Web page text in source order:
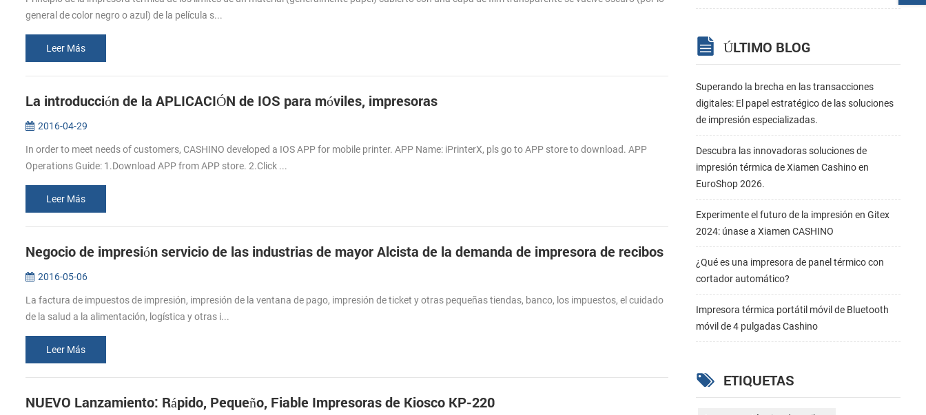
general de color negro o azul) de la película s...
Leer Más
La introducción de la APLICACIÓN de IOS para móviles, impresoras
2016-04-29
In order to meet needs of customers, CASHINO developed a IOS APP for mobile printer. APP Name: iPrinterX, pls go to APP store to download. APP
Operations Guide: 1.Download APP from APP store. 2.Click ...
Leer Más
Negocio de impresión servicio de las industrias de mayor Alcista de la demanda de impresora de recibos
2016-05-06
La factura de impuestos de impresión, impresión de la ventana de pago, impresión de ticket y otras pequeñas tiendas, banco, los impuestos, el cuidado
de la salud a la alimentación, logística y otras i...
Leer Más
NUEVO Lanzamiento: Rápido, Pequeño, Fiable Impresoras de Kiosco KP-220
ÚLTIMO BLOG
Superando la brecha en las transacciones
digitales: El papel estratégico de las soluciones
de impresión especializadas.
Descubra las innovadoras soluciones de
impresión térmica de Xiamen Cashino en
EuroShop 2026.
Experimente el futuro de la impresión en Gitex
2024: únase a Xiamen CASHINO
¿Qué es una impresora de panel térmico con
cortador automático?
Impresora térmica portátil móvil de Bluetooth
móvil de 4 pulgadas Cashino
ETIQUETAS